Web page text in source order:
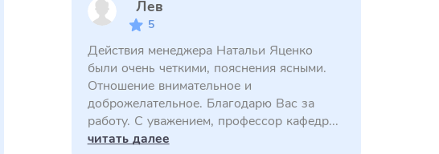
Лев
5
Действия менеджера Натальи Яценко
были очень четкими, пояснения ясными.
Отношение внимательное и
доброжелательное. Благодарю Вас за
работу. С уважением, профессор кафедр...
читать далее